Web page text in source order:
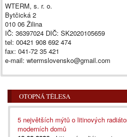
WTERM, s. r. o.
Bytčická 2
010 06 Žilina
IČ: 36397024 DIČ: SK2020105659
tel: 00421 908 692 474
fax: 041-72 35 421
e-mail: wtermslovensko@gmail.com
OTOPNÁ TĚLESA
5 největších mýtů o litinových
moderních domů